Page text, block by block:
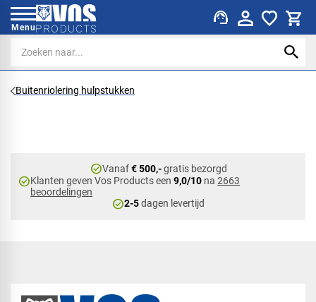
Menu support_agent
Buitenriolering hulpstukken
check_circleVanaf€ 500,-gratis bezorgd
check_circleKlanten geven Vos Products een9,0/10 na2663
beoordelingen
check_circle2-5dagen levertijd